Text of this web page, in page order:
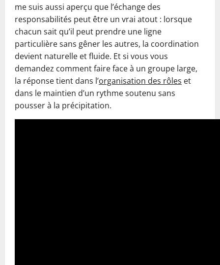
me suis aussi aperçu que l’échange des
responsabilités peut être un vrai atout : lorsque
chacun sait qu’il peut prendre une ligne
particulière sans gêner les autres, la coordination
devient naturelle et fluide. Et si vous vous
demandez comment faire face à un groupe large,
la réponse tient dans l’organisation des rôles et
dans le maintien d’un rythme soutenu sans
pousser à la précipitation.